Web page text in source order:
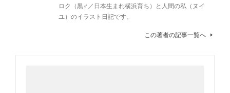
ロク（黒♂／日本生まれ横浜育ち）と人間の私（ヌイ
ユ）のイラスト日記です。
この著者の記事一覧へ